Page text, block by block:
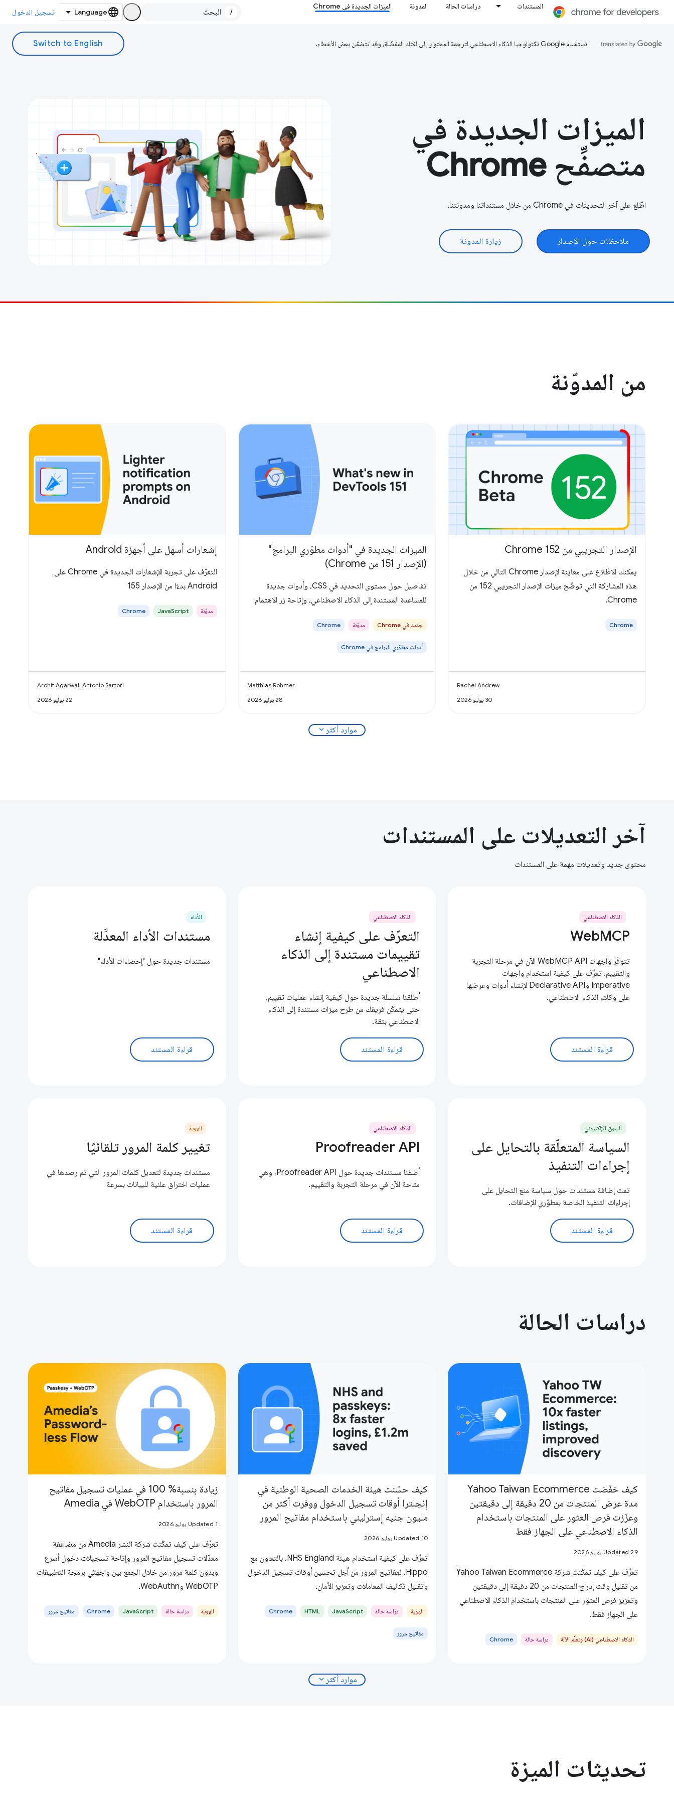
المستندات دراسات الحالة المدونة الميزات الجديدة في Chrome
/ تسجيل الدخول
تستخدم Google تكنولوجيا الذكاء الاصطناعي لترجمة المحتوى إلى لغتك المفضّلة، وقد تتضمّن بعض الأخطاء.
الميزات الجديدة في
متصفِّح Chrome
اطّلِع على آخر التحديثات في Chrome من خلال مستنداتنا ومدونتنا.
ملاحظات حول الإصدار زيارة المدونة
من المدوّنة
الإصدار التجريبي من Chrome 152
يمكنك الاطّلاع على معاينة لإصدار Chrome التالي من خلال
هذه المشاركة التي توضّح ميزات الإصدار التجريبي 152 من
Chrome.
Chrome
Rachel Andrew
30 يوليو 2026
الميزات الجديدة في "أدوات مطوّري البرامج"
(الإصدار 151 من Chrome)
تفاصيل حول مستوى التحديد في CSS، وأدوات جديدة
للمساعدة المستندة إلى الذكاء الاصطناعي، وإتاحة زر الاهتمام
جديد في Chrome مدوّنة Chrome
أدوات مطوّري البرامج في Chrome
Matthias Rohmer
28 يوليو 2026
إشعارات أسهل على أجهزة Android
التعرّف على تجربة الإشعارات الجديدة في Chrome على
Android بدءًا من الإصدار 155
مدوّنة JavaScript
Chrome
Archit Agarwal, Antonio Sartori
22 يوليو 2026
موارد أكثر expand_more
آخر التعديلات على المستندات
محتوى جديد وتعديلات مهمة على المستندات
الذكاء الاصطناعي
WebMCP
تتوفّر واجهات WebMCP API الآن في مرحلة التجربة
والتقييم. تعرَّف على كيفية استخدام واجهات
Imperative وDeclarative API لإنشاء أدوات وعرضها
على وكلاء الذكاء الاصطناعي.
قراءة المستند
الذكاء الاصطناعي
التعرّف على كيفية إنشاء
تقييمات مستندة إلى الذكاء
الاصطناعي
أطلقنا سلسلة جديدة حول كيفية إنشاء عمليات تقييم،
حتى يتمكّن فريقك من طرح ميزات مستندة إلى الذكاء
الاصطناعي بثقة.
قراءة المستند
الأداء
مستندات الأداء المعدَّلة
مستندات جديدة حول "إحصاءات الأداء"
قراءة المستند
السوق الإلكتروني
السياسة المتعلّقة بالتحايل على
إجراءات التنفيذ
تمت إضافة مستندات حول سياسة منع التحايل على
إجراءات التنفيذ الخاصة بمطوّري الإضافات.
قراءة المستند
الذكاء الاصطناعي
Proofreader API
أضفنا مستندات جديدة حول Proofreader API، وهي
متاحة الآن في مرحلة التجربة والتقييم.
قراءة المستند
الهوية
تغيير كلمة المرور تلقائيًا
مستندات جديدة لتعديل كلمات المرور التي تم رصدها في
عمليات اختراق علنية للبيانات بسرعة
قراءة المستند
دراسات الحالة
كيف خفّضت Yahoo Taiwan Ecommerce
مدة عرض المنتجات من 20 دقيقة إلى دقيقتين
وعزّزت فرص العثور على المنتجات باستخدام
الذكاء الاصطناعي على الجهاز فقط
Updated 29 يوليو 2026
تعرَّف على كيف تمكّنت شركة Yahoo Taiwan Ecommerce
من تقليل وقت إدراج المنتجات من 20 دقيقة إلى دقيقتين
وتعزيز فرص العثور على المنتجات باستخدام الذكاء الاصطناعي
على الجهاز فقط.
الذكاء الاصطناعي (AI) وتعلُّم الآلة دراسة حالة Chrome
كيف حسّنت هيئة الخدمات الصحية الوطنية في
إنجلترا أوقات تسجيل الدخول ووفرت أكثر من
مليون جنيه إسترليني باستخدام مفاتيح المرور
Updated 10 يوليو 2026
تعرَّف على كيفية استخدام هيئة NHS England، بالتعاون مع
Hippo، لمفاتيح المرور من أجل تحسين أوقات تسجيل الدخول
وتقليل تكاليف المعاملات وتعزيز الأمان.
الهوية دراسة حالة JavaScript
HTML
Chrome
مفاتيح مرور
زيادة بنسبة% 100 في عمليات تسجيل مفاتيح
المرور باستخدام WebOTP في Amedia
Updated 1 يوليو 2026
تعرَّف على كيف تمكّنت شركة النشر Amedia من مضاعفة
معدّلات تسجيل مفاتيح المرور وإتاحة تسجيلات دخول أسرع
وبدون كلمة مرور من خلال الجمع بين واجهتَي برمجة التطبيقات
WebOTP وWebAuthn.
الهوية دراسة حالة JavaScript
Chrome مفاتيح مرور
موارد أكثر expand_more
تحديثات الميزة